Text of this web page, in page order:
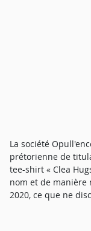
La société
prétorienne de
tee-shirt « Clea
nom et de manière
2020, ce que ne